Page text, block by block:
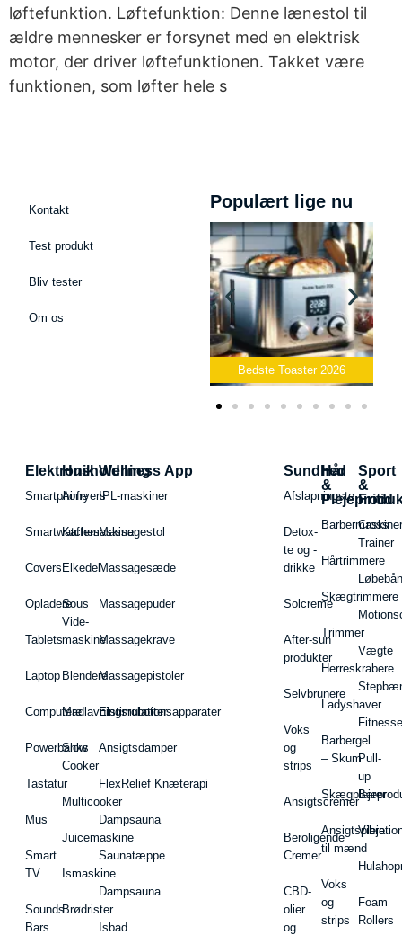
løftefunktion. Løftefunktion: Denne lænestol til
ældre mennesker er forsynet med en elektrisk
motor, der driver løftefunktionen. Takket være
funktionen, som løfter hele s
Kontakt
Test produkt
Bliv tester
Om os
Populært lige nu
Bedste Toaster 2026
Elektronik
Smartphone
Smartwatches
Covers
Opladere
Tablets
Laptop
Computere
Powerbanks
Tastatur
Mus
Smart
TV
Sounds
Bars
Husholdning
Airfryers
Kaffemaskiner
Elkedel
Sous
Vide-
maskine
Blendere
Madlavningsrobotter
Slow
Cooker
Multicooker
Juicemaskine
Ismaskine
Brødrister
Wellness App
IPL-maskiner
Massagestol
Massagesæde
Massagepuder
Massagekrave
Massagepistoler
Elstimulationsapparater
Ansigtsdamper
FlexRelief Knæterapi
Dampsauna
Saunatæppe
Dampsauna
Isbad
Sundhed
Afslapningste
Detox-
te og -
drikke
Solcreme
After-sun
produkter
Selvbrunere
Voks
og
strips
Ansigtscremer
Beroligende
Cremer
CBD-
olier
og
Hår
&
Hårtrimmere
Skægtrimmere
Trimmer
Herreskrabere
Ladyshaver
Barbergel
– Skum
Ansigtspleje
til mænd
Voks
og
strips
Sport
&
Fritid
Cross
Trainer
Vægte
Pull-
up
Barer
Foam
Rollers